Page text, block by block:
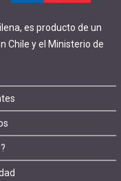
es producto de un
Chile y el Ministerio de